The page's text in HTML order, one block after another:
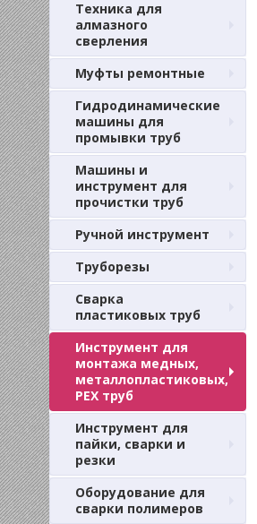
Техника для
алмазного
сверления
Муфты ремонтные
Гидродинамические
машины для
промывки труб
Машины и
инструмент для
прочистки труб
Ручной инструмент
Труборезы
Сварка
пластиковых труб
Инструмент для
монтажа медных,
металлопластиковых,
PEX труб
Инструмент для
пайки, сварки и
резки
Оборудование для
сварки полимеров